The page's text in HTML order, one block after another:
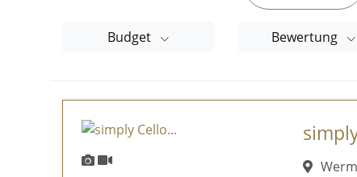
Budget Bewertung